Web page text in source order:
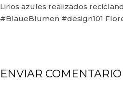
Lirios azules realizados
#BlaueBlumen #design101
ENVIAR COMENTARIO